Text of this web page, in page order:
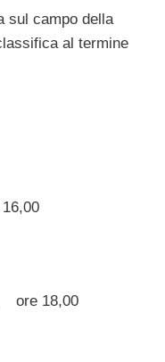
sul campo della
al termine
ore 18,00